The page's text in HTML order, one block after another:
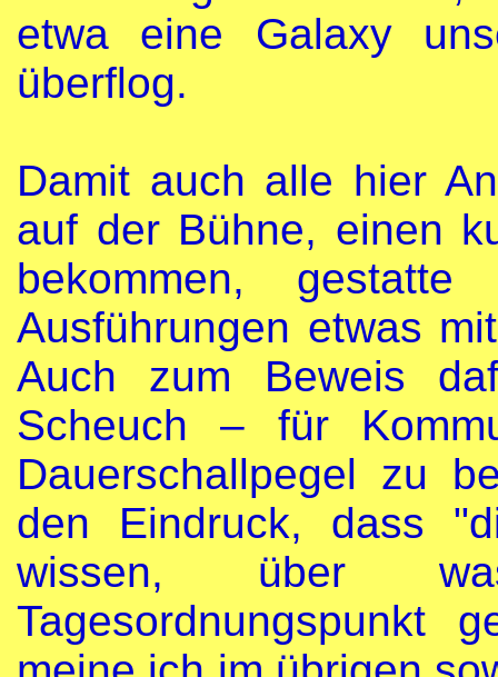
etwa eine Galaxy
überflog.
Damit auch alle hier
auf der Bühne, einen
bekommen,
Ausführungen etwas
Auch zum Beweis
Scheuch – für
Dauerschallpegel zu
den Eindruck, dass
wissen, über
Tagesordnungspunkt